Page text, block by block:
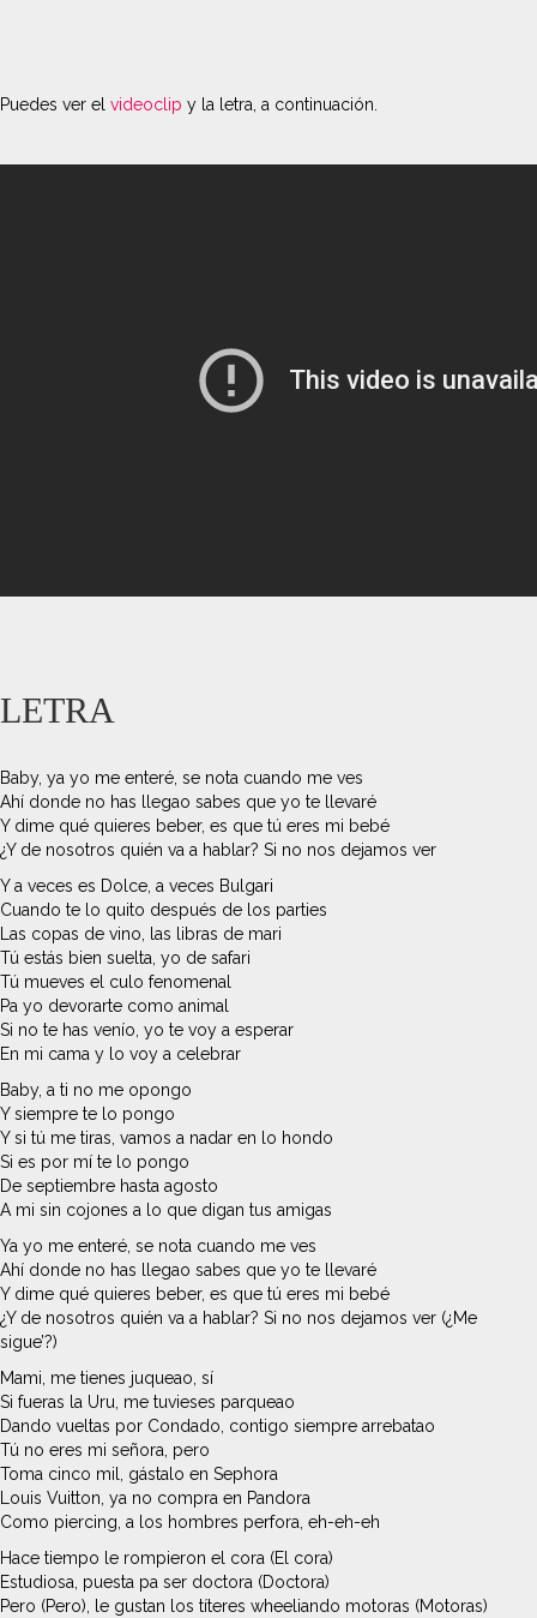
Puedes ver el videoclip y la letra, a continuación.
LETRA
Baby, ya yo me enteré, se nota cuando me ves
Ahí donde no has llegao sabes que yo te llevaré
Y dime qué quieres beber, es que tú eres mi bebé
¿Y de nosotros quién va a hablar? Si no nos dejamos ver
Y a veces es Dolce, a veces Bulgari
Cuando te lo quito después de los parties
Las copas de vino, las libras de mari
Tú estás bien suelta, yo de safari
Tú muevеs el culo fenomenal
Pa yo dеvorarte como animal
Si no te has venío, yo te voy a esperar
En mi cama y lo voy a celebrar
Baby, a ti no me opongo
Y siempre te lo pongo
Y si tú me tiras, vamos a nadar en lo hondo
Si es por mí te lo pongo
De septiembre hasta agosto
A mi sin cojones a lo que digan tus amigas
Ya yo me enteré, se nota cuando me ves
Ahí donde no has llegao sabes que yo te llevaré
Y dime qué quieres beber, es que tú eres mi bebé
¿Y de nosotros quién va a hablar? Si no nos dejamos ver (¿Me
sigue’?)
Mami, me tienes juqueao, sí
Si fueras la Uru, me tuvieses parqueao
Dando vueltas por Condado, contigo siempre arrebatao
Tú no eres mi señora, pero
Toma cinco mil, gástalo en Sephora
Louis Vuitton, ya no compra en Pandora
Como piercing, a los hombres perfora, eh-eh-eh
Hace tiempo le rompieron el cora (El cora)
Estudiosa, puesta pa ser doctora (Doctora)
Pero (Pero), le gustan los títeres wheeliando motoras (Motoras)